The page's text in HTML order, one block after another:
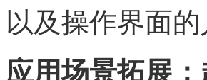
以及操作界面
应用场景拓展